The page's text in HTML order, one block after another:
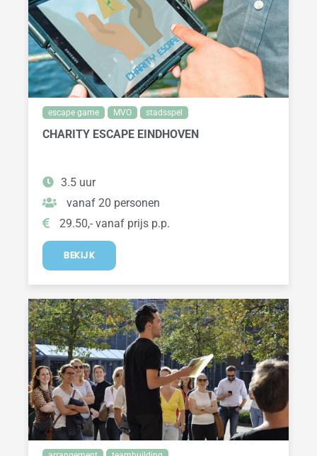
escape game MVO stadsspel
CHARITY ESCAPE EINDHOVEN
3.5 uur
vanaf 20 personen
29.50,- vanaf prijs p.p.
BEKIJK